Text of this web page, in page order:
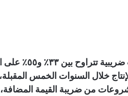
وأوضح الوزير،
خلال السنوات الخمس
للمشروعات من ضريبة القيمة